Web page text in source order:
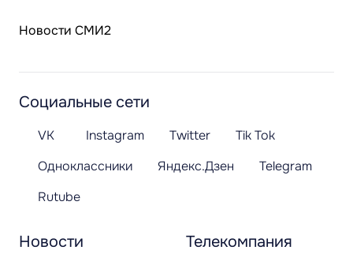
Новости СМИ2
Новости Телекомпания
Социальные сети
VK Instagram Twitter
Tik Tok
Одноклассники
Яндекс.Дзен
Telegram
Rutube